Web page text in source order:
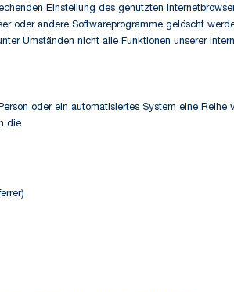
Einstellung des genutzten
oder andere Softwareprogramme gelöscht
Umständen nicht alle Funktionen unserer
oder ein automatisiertes System eine Reihe
die